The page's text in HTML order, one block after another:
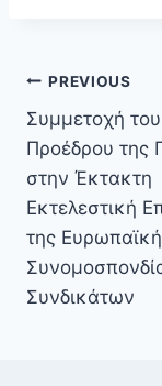
PREVIOUS
Συμμετοχή του
Προέδρου της
στην Έκτακτη
Εκτελεστική
της
Συνδικάτων